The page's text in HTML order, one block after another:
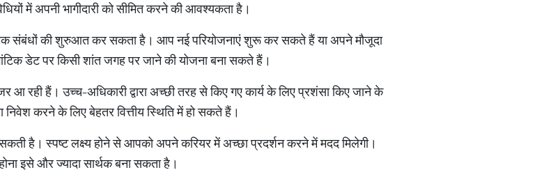
में अपनी भागीदारी को सीमित करने की आवश्यकता है।
संबंधों की शुरुआत कर सकता है। आप नई परियोजनाएं शुरू कर सकते हैं या अपने मौजूदा
डेट पर किसी शांत जगह पर जाने की योजना बना सकते हैं।
रही हैं। उच्च-अधिकारी द्वारा अच्छी तरह से किए गए कार्य के लिए प्रशंसा किए जाने के
करने के लिए बेहतर वित्तीय स्थिति में हो सकते हैं।
सकती है। स्पष्ट लक्ष्य होने से आपको अपने करियर में अच्छा प्रदर्शन करने में मदद मिलेगी।
इसे और ज्यादा सार्थक बना सकता है।